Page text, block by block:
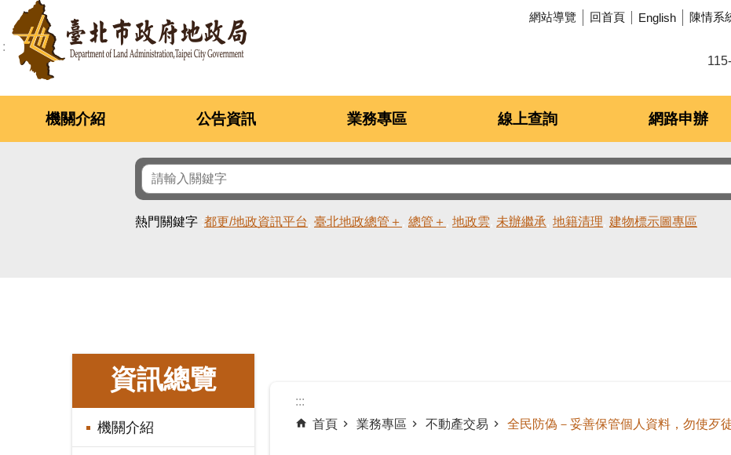
跳到主要內容區塊 網站導覽 回首頁 English 陳情系
機關介紹 公告資訊 業務專區 線上查詢 網路申辦
熱門關鍵字 都更/地政資訊平台 臺北地政總管＋ 總管＋ 地政雲 未辦繼承 地籍清理 建物標示圖專區
資訊總覽
機關介紹
:::
首頁
業務專區 不動產交易 全民防偽－妥善保管個人資料，勿使歹